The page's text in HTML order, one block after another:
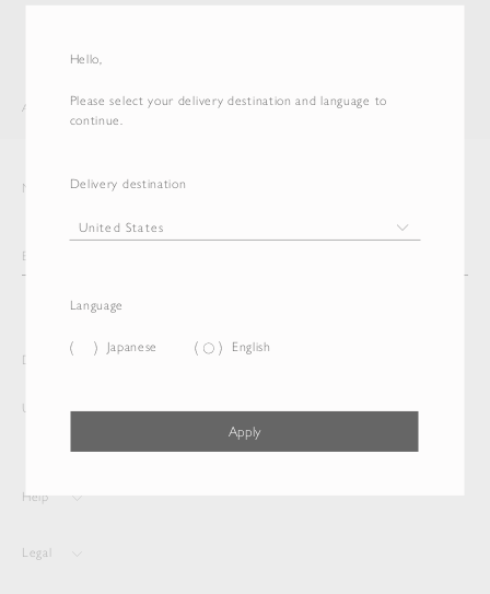
Hello,
Please select your delivery destination and language to
continue.
Delivery destination
Language
Japanese English
Apply
AURALEE ITEM
Newsletter
Delivery destination and Language
United States English
Help
Legal